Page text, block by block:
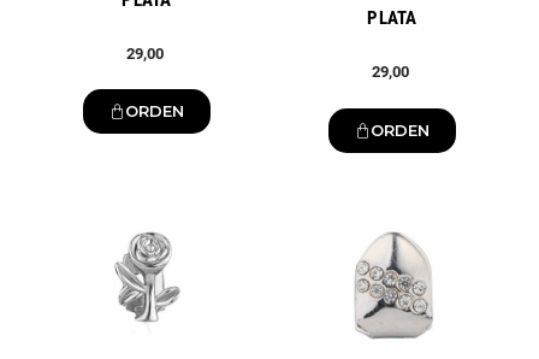
29,00
ORDEN
PLATA
29,00
ORDEN